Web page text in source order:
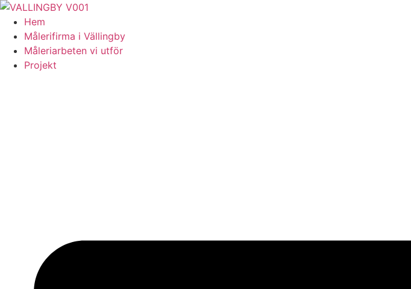
Skip
content
Hem
Målerifirma i Vällingby
Måleriarbeten vi utför
Projekt